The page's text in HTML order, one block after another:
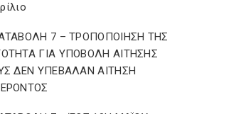
7 – ΤΡΟΠΟΠΟΙΗΣΗ ΤΗΣ
ΓΙΑ ΥΠΟΒΟΛΗ ΑΙΤΗΣΗΣ
ΔΕΝ ΥΠΕΒΑΛΑΝ ΑΙΤΗΣΗ